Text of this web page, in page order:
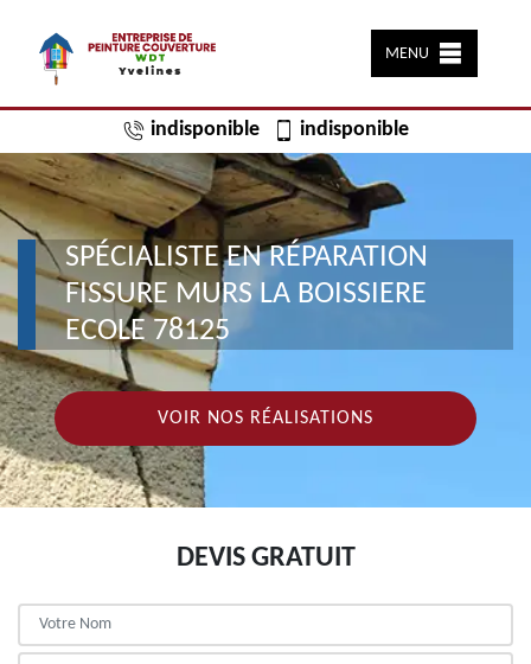
MENU
indisponible indisponible
SPÉCIALISTE EN RÉPARATION
FISSURE MURS LA BOISSIERE
ECOLE 78125
VOIR NOS RÉALISATIONS
DEVIS GRATUIT